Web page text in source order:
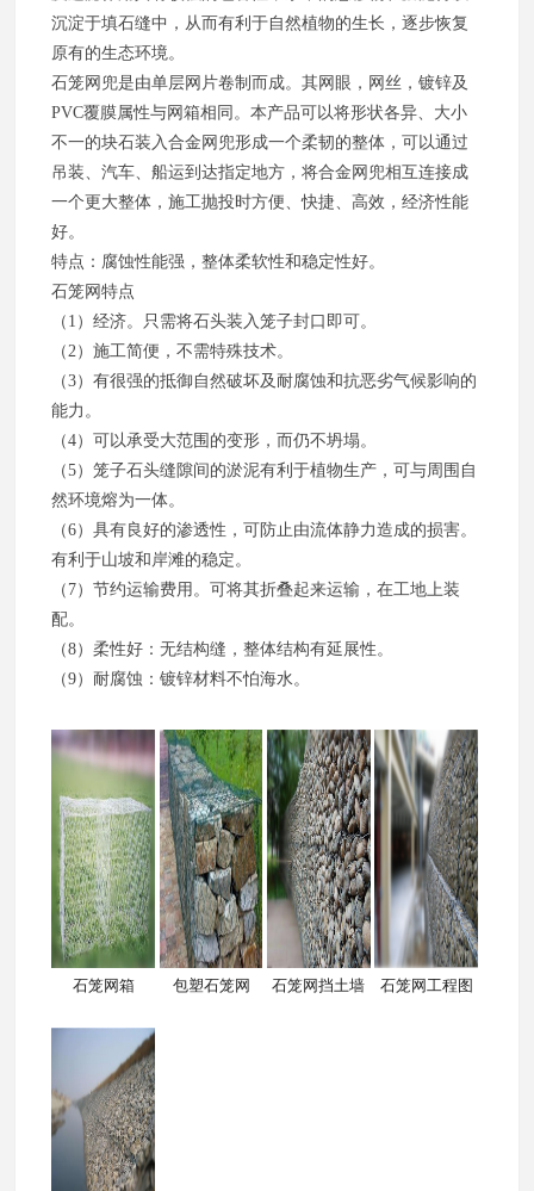
沉淀于填石缝中，从而有利于自然植物的生长，逐步恢复
原有的生态环境。
石笼网兜是由单层网片卷制而成。其网眼，网丝，镀锌及
PVC覆膜属性与网箱相同。本产品可以将形状各异、大小
不一的块石装入合金网兜形成一个柔韧的整体，可以通过
吊装、汽车、船运到达指定地方，将合金网兜相互连接成
一个更大整体，施工抛投时方便、快捷、高效，经济性能
好。
特点：腐蚀性能强，整体柔软性和稳定性好。
石笼网特点
（1）经济。只需将石头装入笼子封口即可。
（2）施工简便，不需特殊技术。
（3）有很强的抵御自然破坏及耐腐蚀和抗恶劣气候影响的
能力。
（4）可以承受大范围的变形，而仍不坍塌。
（5）笼子石头缝隙间的淤泥有利于植物生产，可与周围自
然环境熔为一体。
（6）具有良好的渗透性，可防止由流体静力造成的损害。
有利于山坡和岸滩的稳定。
（7）节约运输费用。可将其折叠起来运输，在工地上装
配。
（8）柔性好：无结构缝，整体结构有延展性。
（9）耐腐蚀：镀锌材料不怕海水。
石笼网箱 包塑石笼网 石笼网挡土墙 石笼网工程图